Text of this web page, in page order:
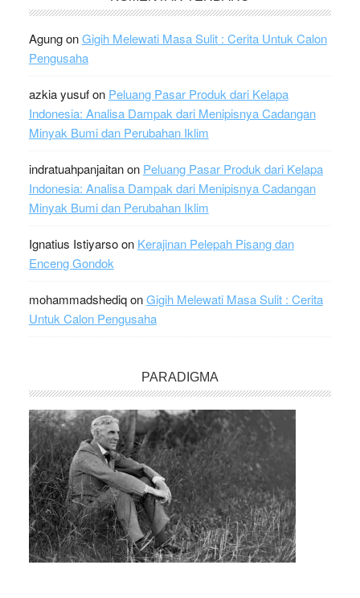
AgungonGigih Melewati Masa Sulit : Cerita Untuk Calon
Pengusaha
azkia yusufon Peluang Pasar Produk dari Kelapa
Indonesia: Analisa Dampak dari Menipisnya Cadangan
Minyak Bumi dan Perubahan Iklim
indratuahpanjaitanon Peluang Pasar Produk dari Kelapa
Indonesia: Analisa Dampak dari Menipisnya Cadangan
Minyak Bumi dan Perubahan Iklim
Ignatius Istiyarsoon Kerajinan Pelepah Pisang dan
Enceng Gondok
mohammadshediqonGigih Melewati Masa Sulit : Cerita
Untuk Calon Pengusaha
PARADIGMA